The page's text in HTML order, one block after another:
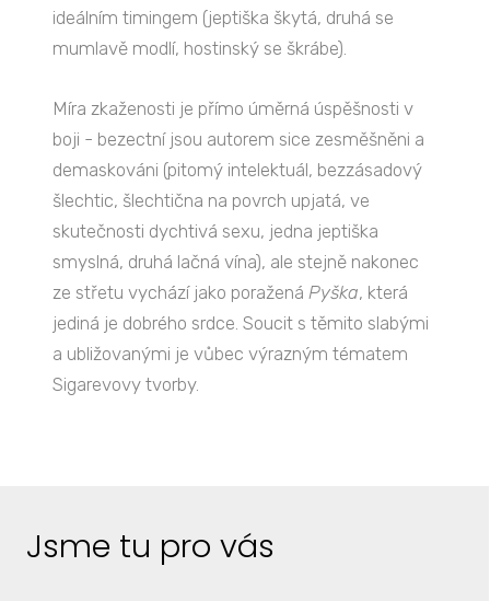
ideálním timingem (jeptiška škytá, druhá se
mumlavě modlí, hostinský se škrábe).
Míra zkaženosti je přímo úměrná úspěšnosti v
boji - bezectní jsou autorem sice zesměšněni a
demaskováni (pitomý intelektuál, bezzásadový
šlechtic, šlechtična na povrch upjatá, ve
skutečnosti dychtivá sexu, jedna jeptiška
smyslná, druhá lačná vína), ale stejně nakonec
ze střetu vychází jako poražená Pyška, která
jediná je dobrého srdce. Soucit s těmito slabými
a ubližovanými je vůbec výrazným tématem
Sigarevovy tvorby.
Jsme tu pro vás